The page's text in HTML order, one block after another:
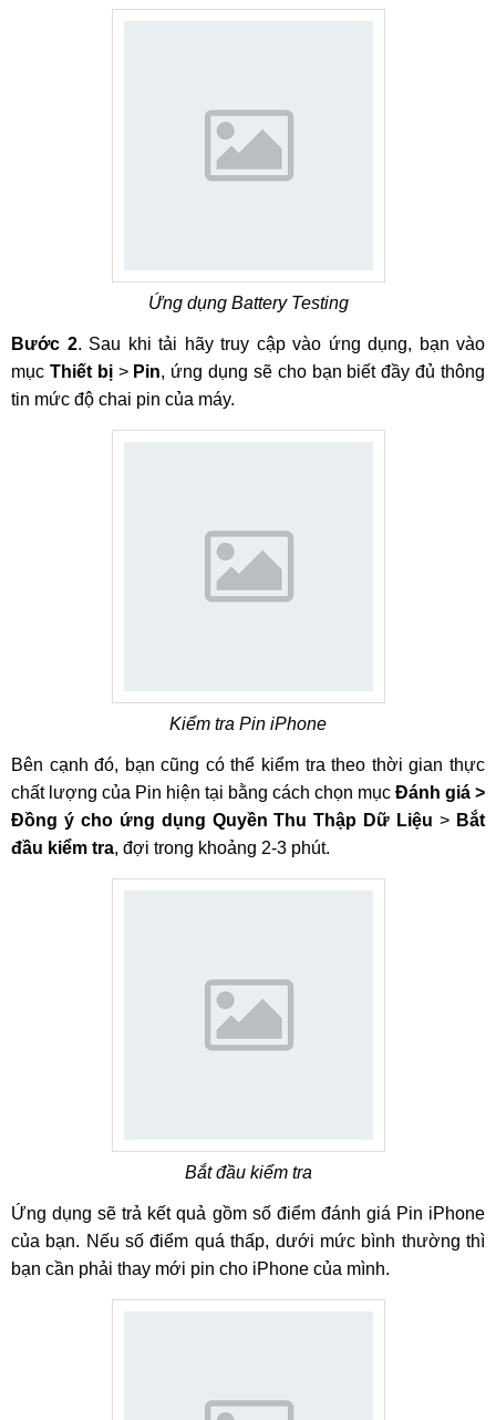
Ứng dụng Battery Testing
Bước 2. Sau khi tải hãy truy cập vào ứng dụng, bạn vào
mục Thiết bị> Pin, ứng dụng sẽ cho bạn biết đầy đủ thông
tin mức độ chai pin của máy.
Kiểm tra Pin iPhone
Bên cạnh đó, bạn cũng có thể kiểm tra theo thời gian thực
chất lượng của Pin hiện tại bằng cách chọn mục Đánh giá >
Đồng ý cho ứng dụng Quyền Thu Thập Dữ Liệu > Bắt
đầu kiểm tra, đợi trong khoảng 2-3 phút.
Bắt đầu kiểm tra
Ứng dụng sẽ trả kết quả gồm số điểm đánh giá Pin iPhone
của bạn. Nếu số điểm quá thấp, dưới mức bình thường thì
bạn cần phải thay mới pin cho iPhone của mình.